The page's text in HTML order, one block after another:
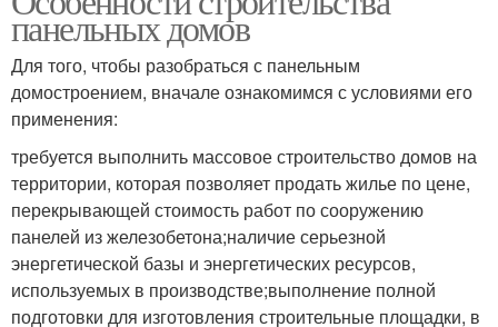
панельных домов
Для того, чтобы разобраться с панельным
домостроением, вначале ознакомимся с условиями его
применения:
требуется выполнить массовое строительство домов на
территории, которая позволяет продать жилье по цене,
перекрывающей стоимость работ по сооружению
панелей из железобетона;наличие серьезной
энергетической базы и энергетических ресурсов,
используемых в производстве;выполнение полной
подготовки для изготовления строительные площадки, в